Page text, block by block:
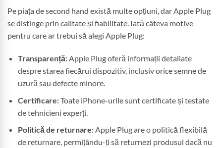
Pe piața de second hand există multe opțiuni, dar Apple Plug
se distinge prin calitate și fiabilitate. Iată câteva motive
pentru care ar trebui să alegi Apple Plug:
Transparență:Apple Plug oferă informații detaliate
despre starea fiecărui dispozitiv, inclusiv orice semne de
uzură sau defecte minore.
Certificare:Toate iPhone-urile sunt certificate și testate
de tehnicieni experți.
Politică de returnare:Apple Plug are o politică flexibilă
de returnare, permițându-ți să returnezi produsul dacă nu